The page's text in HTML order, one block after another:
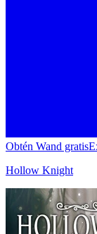
Obtén Wand gratis
Hollow Knight